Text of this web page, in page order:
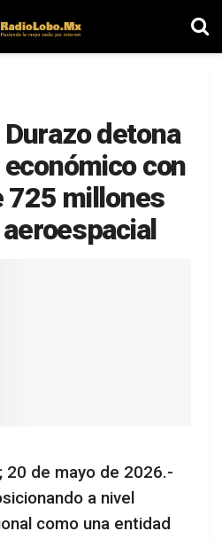
detona
con
725 millones
20 de mayo de 2026.-
a nivel
como una entidad